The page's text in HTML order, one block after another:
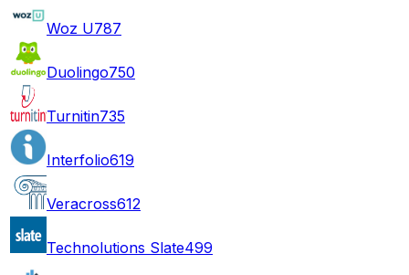
Woz U787
Duolingo750
Turnitin735
Interfolio619
Veracross612
Technolutions Slate499